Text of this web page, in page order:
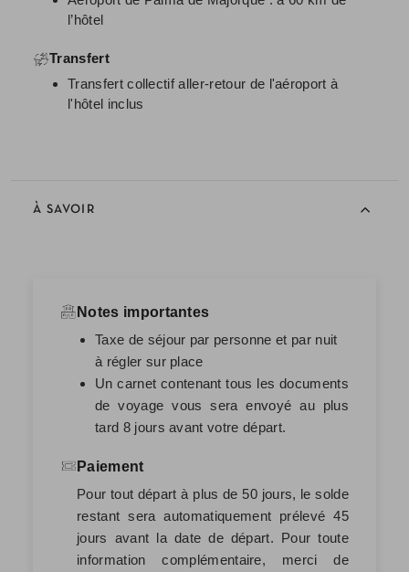
l’hôtel
Transfert
Transfert collectif aller-retour de l'aéroport à
l'hôtel inclus
À SAVOIR
Notes importantes
Taxe de séjour par personne et par nuit
à régler sur place
Un carnet contenant tous les documents
de voyage vous sera envoyé au plus
tard 8 jours avant votre départ.
Paiement
Pour tout départ à plus de 50 jours, le solde
restant sera automatiquement prélevé45
jours avant la date de départ. Pour toute
information complémentaire, merci de